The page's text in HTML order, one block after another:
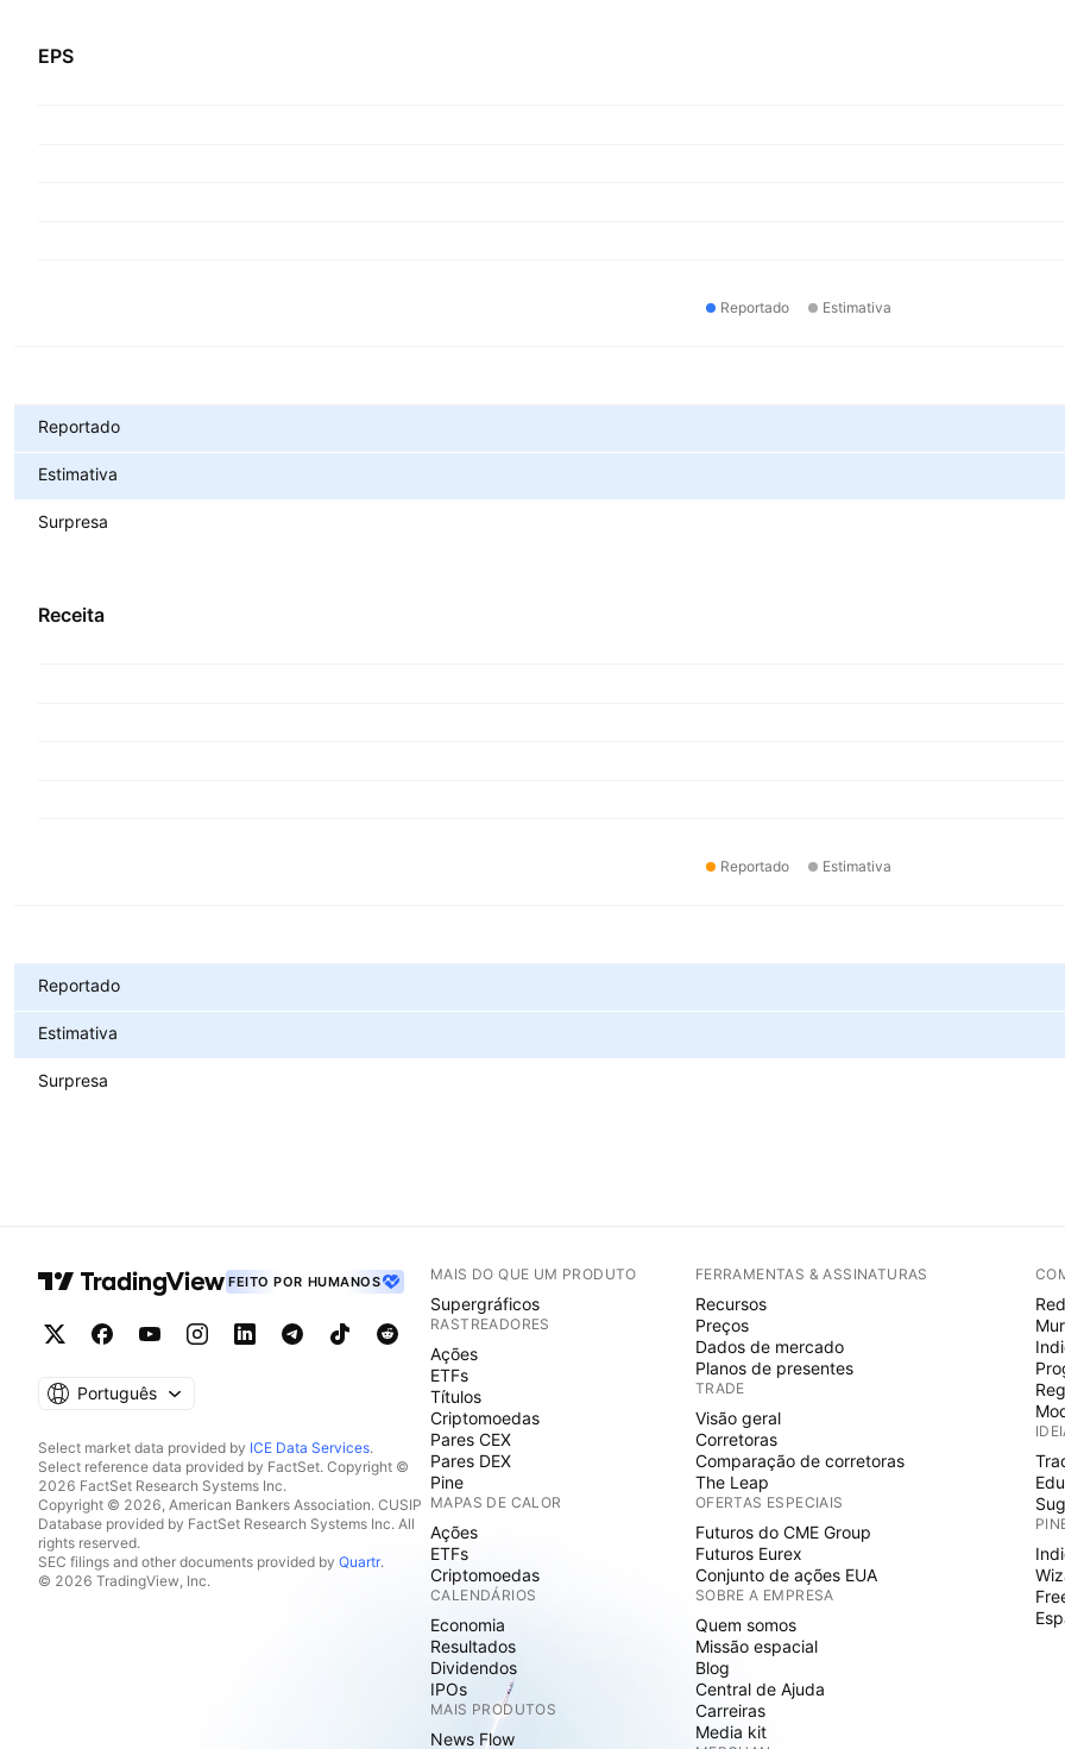
EPS
Reportado Estimativa
Reportado
Estimativa
Surpresa
Receita
Reportado Estimativa
Reportado
Estimativa
Surpresa
FEITO POR HUMANOS
Português
Select market data provided by ICE Data Services.
Select reference data provided by FactSet. Copyright ©
2026 FactSet Research Systems Inc.
Copyright © 2026, American Bankers Association. CUSIP
Database provided by FactSet Research Systems Inc. All
rights reserved.
SEC filings and other documents provided by Quartr.
© 2026 TradingView, Inc.
MAIS DO QUE UM PRODUTO
Supergráficos
RASTREADORES
Ações
ETFs
Títulos
Criptomoedas
Pares CEX
Pares DEX
Pine
MAPAS DE CALOR
Ações
ETFs
Criptomoedas
CALENDÁRIOS
Economia
Resultados
Dividendos
IPOs
MAIS PRODUTOS
News Flow
FERRAMENTAS & ASSINATURAS
Recursos
Preços
Dados de mercado
Planos de presentes
TRADE
Visão geral
Corretoras
Comparação de corretoras
The Leap
OFERTAS ESPECIAIS
Futuros do CME Group
Futuros Eurex
Conjunto de ações EUA
SOBRE A EMPRESA
Quem somos
Missão espacial
Blog
Central de Ajuda
Carreiras
Media kit